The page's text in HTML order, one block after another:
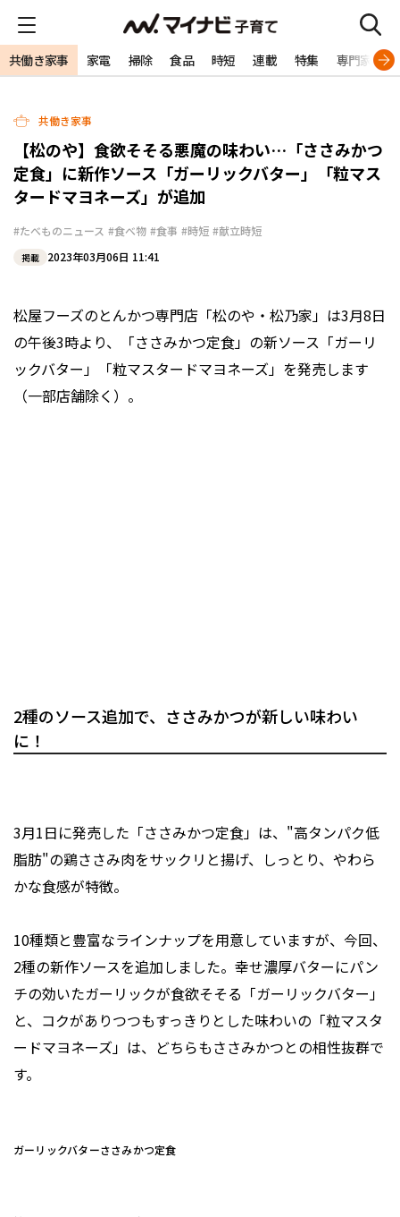
共働き家事 家電 掃除 食品 時短 連載 特集 専門家
共働き家事
【松のや】食欲そそる悪魔の味わい…「ささみかつ
定食」に新作ソース「ガーリックバター」「粒マス
タードマヨネーズ」が追加
#たべものニュース #食べ物 #食事 #時短 #献立時短
掲載 2023年03月06日 11:41
松屋フーズのとんかつ専門店「松のや・松乃家」は3月8日
の午後3時より、「ささみかつ定食」の新ソース「ガーリ
ックバター」「粒マスタードマヨネーズ」を発売します
（一部店舗除く）。
2種のソース追加で、ささみかつが新しい味わい
に！
3月1日に発売した「ささみかつ定食」は、"高タンパク低
脂肪"の鶏ささみ肉をサックリと揚げ、しっとり、やわら
かな食感が特徴。
10種類と豊富なラインナップを用意していますが、今回、
2種の新作ソースを追加しました。幸せ濃厚バターにパン
チの効いたガーリックが食欲そそる「ガーリックバター」
と、コクがありつつもすっきりとした味わいの「粒マスタ
ードマヨネーズ」は、どちらもささみかつとの相性抜群で
す。
ガーリックバターささみかつ定食